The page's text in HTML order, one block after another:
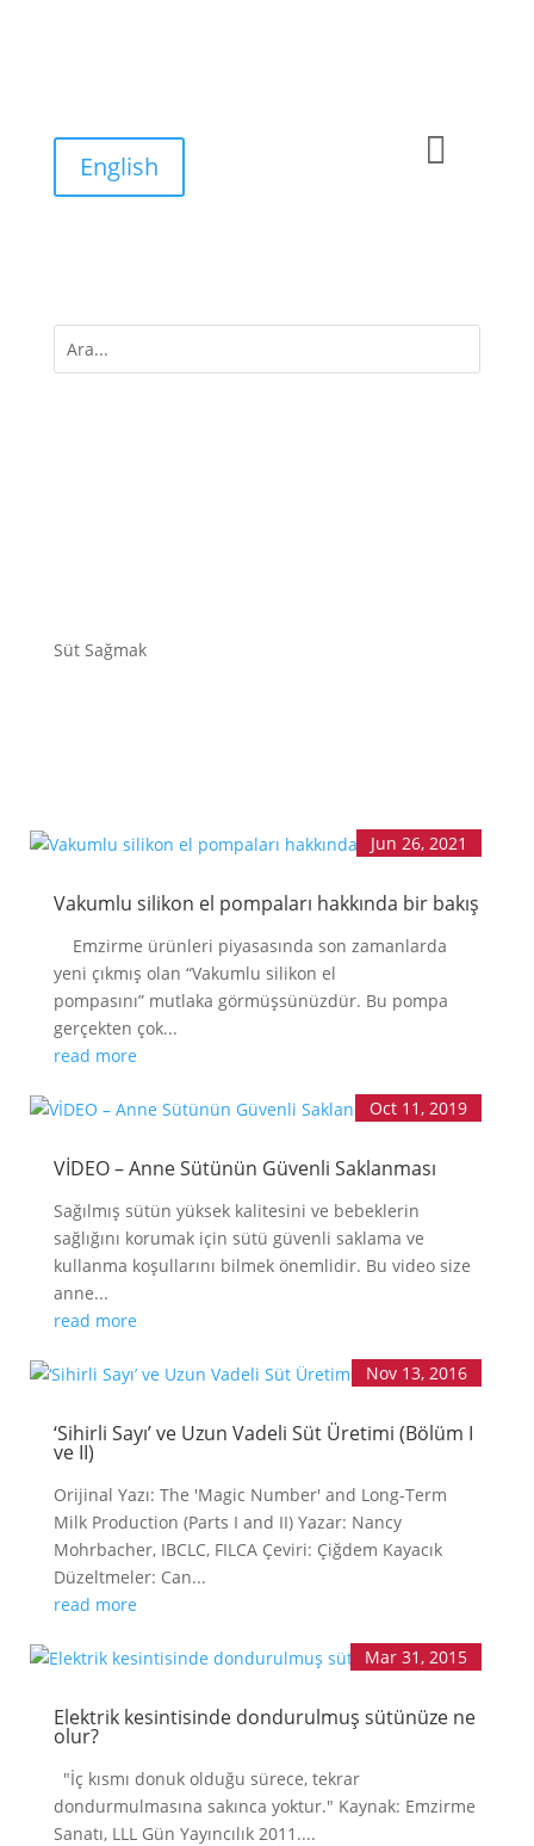

English
DURUMLAR
HAFTASI 2026
DURUM
BABYWEARING
Kitap:
HAKKINDA
Süt Sağmak
Vakumlu silikon el pompaları hakkında bir bakış
Jun 26, 2021
Emzirme ürünleri piyasasında son zamanlarda
yeni çıkmış olan “Vakumlu silikon el
pompasını” mutlaka görmüşsünüzdür. Bu pompa
gerçekten çok...
read more
VİDEO – Anne Sütünün Güvenli Saklanması
Oct 11, 2019
Sağılmış sütün yüksek kalitesini ve bebeklerin
sağlığını korumak için sütü güvenli saklama ve
kullanma koşullarını bilmek önemlidir. Bu video size
anne...
read more
‘Sihirli Sayı’ ve Uzun Vadeli Süt Üretimi (Bölüm I
ve II)
Nov 13, 2016
Orijinal Yazı: The 'Magic Number' and Long-Term
Milk Production (Parts I and II) Yazar: Nancy
Mohrbacher, IBCLC, FILCA Çeviri: Çiğdem Kayacık
Düzeltmeler: Can...
read more
Elektrik kesintisinde dondurulmuş sütünüze ne
olur?
Mar 31, 2015
"İç kısmı donuk olduğu sürece, tekrar
dondurmulmasına sakınca yoktur." Kaynak: Emzirme
Sanatı, LLL Gün Yayıncılık 2011....